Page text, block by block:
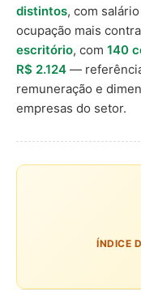
distintos, com
ocupação mais
escritório, com 140
R$ 2.124 —
remuneração e
empresas do setor.
ÍNDICE